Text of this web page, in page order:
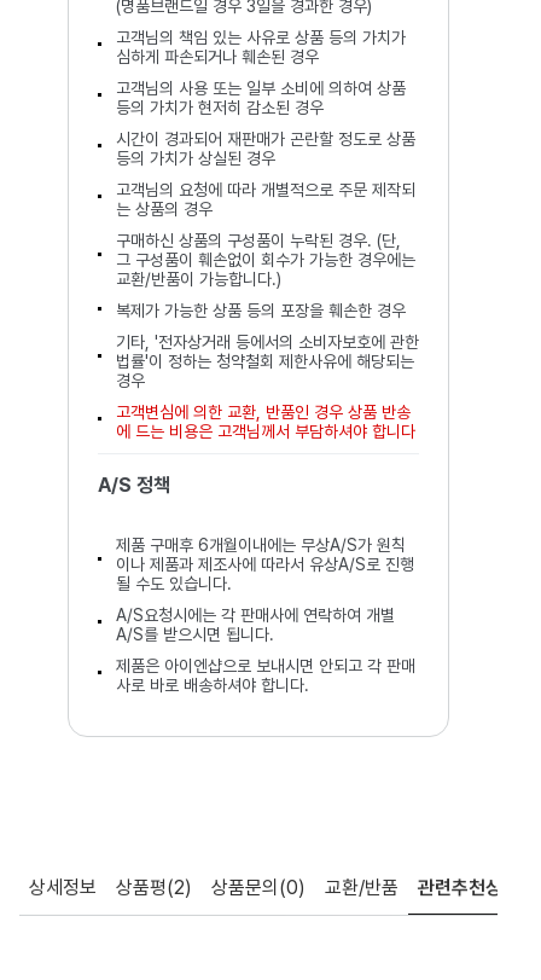
(명품브랜드일 경우 3일을 경과한 경우)
고객님의 책임 있는 사유로 상품 등의 가치가
심하게 파손되거나 훼손된 경우
고객님의 사용 또는 일부 소비에 의하여 상품
등의 가치가 현저히 감소된 경우
시간이 경과되어 재판매가 곤란할 정도로 상품
등의 가치가 상실된 경우
고객님의 요청에 따라 개별적으로 주문 제작되
는 상품의 경우
구매하신 상품의 구성품이 누락된 경우. (단,
그 구성품이 훼손없이 회수가 가능한 경우에는
교환/반품이 가능합니다.)
복제가 가능한 상품 등의 포장을 훼손한 경우
기타, '전자상거래 등에서의 소비자보호에 관한
법률'이 정하는 청약철회 제한사유에 해당되는
경우
고객변심에 의한 교환, 반품인 경우 상품 반송
에 드는 비용은 고객님께서 부담하셔야 합니다
A/S 정책
제품 구매후 6개월이내에는 무상A/S가 원칙
이나 제품과 제조사에 따라서 유상A/S로 진행
될 수도 있습니다.
A/S요청시에는 각 판매사에 연락하여 개별
A/S를 받으시면 됩니다.
제품은 아이엔샵으로 보내시면 안되고 각 판매
사로 바로 배송하셔야 합니다.
상세정보 상품평(2) 상품문의 (0) 교환/반품 관련추천상품